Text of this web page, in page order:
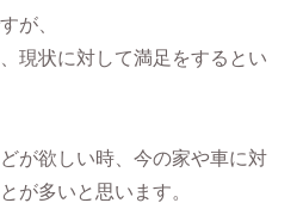
が、
現状に対して満足をするとい
が欲しい時、今の家や車に対
が多いと思います。